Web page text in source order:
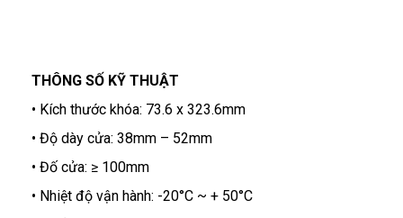
THÔNG SỐ KỸ THUẬT
• Kích thước khóa: 73.6 x 323.6mm
• Độ dày cửa: 38mm – 52mm
• Đố cửa: ≥ 100mm
• Nhiệt độ vận hành: -20°C ~ + 50°C